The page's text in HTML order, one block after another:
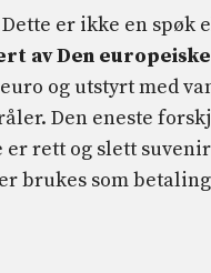
Dette er ikke en spøk
av Den
og utstyrt med
Den eneste
er rett og slett
brukes som